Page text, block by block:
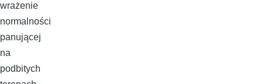
wrażenie
normalności
panującej
na
podbitych